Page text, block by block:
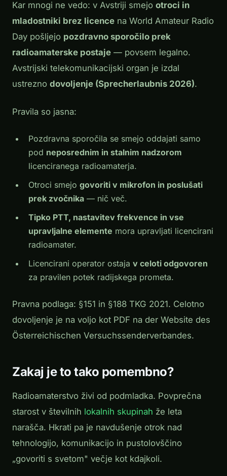
Kar mnogi ne vedo: v Avstriji smejo otroci in
mladostniki brez licence na World Amateur Radio
Day pošljejo pozdravno sporočilo prek
radioamaterske postaje — povsem legalno.
Avstrijski telekomunikacijski organ je izdal
ustrezno dovoljenje (Sprecherlaubnis 2026).
Pravila so jasna:
Pozdravna sporočila se smejo oddajati samo
pod neposrednim in stalnim nadzorom
licenciranega radioamaterja.
Otroci smejo govoriti v mikrofon in poslušati
prek zvočnika — nič več.
Tipko PTT, nastavitev frekvence in vse
upravljalne elemente mora upravljati licencirani
radioamater.
Licencirani operator ostaja v celoti odgovoren
za pravilen potek radijskega prometa.
Pravna podlaga: §151 in §188 TKG 2021. Celotno
dovoljenje je na voljo kot PDF na der Website des
Österreichischen Versuchssenderverbandes.
Zakaj je to tako pomembno?
Radioamaterstvo živi od podmladka. Povprečna
starost v številnih lokalnih skupinah že leta
narašča. Hkrati pa je navdušenje otrok nad
tehnologijo, komunikacijo in pustolovščino
„govoriti s svetom" večje kot kdajkoli.